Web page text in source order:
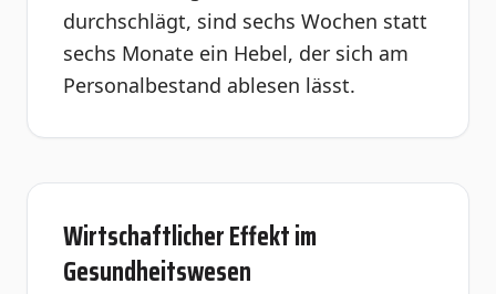
durchschlägt, sind sechs Wochen statt
sechs Monate ein Hebel, der sich am
Personalbestand ablesen lässt.
Wirtschaftlicher Effekt im
Gesundheitswesen